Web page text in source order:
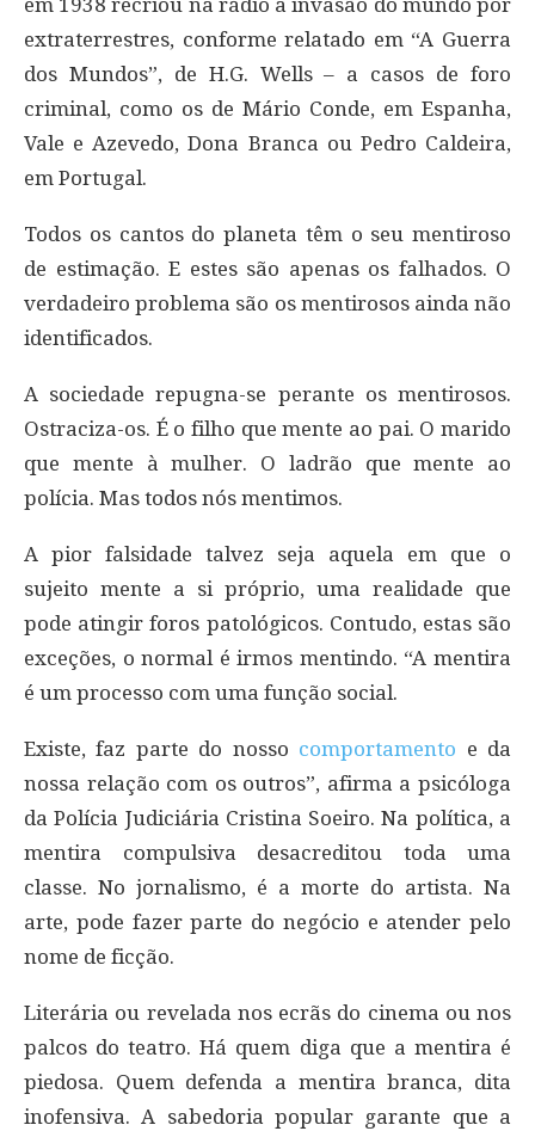
em 1938 recriou na rádio a invasão do mundo por
extraterrestres, conforme relatado em “A Guerra
dos Mundos”, de H.G. Wells – a casos de foro
criminal, como os de Mário Conde, em Espanha,
Vale e Azevedo, Dona Branca ou Pedro Caldeira,
em Portugal.
Todos os cantos do planeta têm o seu mentiroso
de estimação. E estes são apenas os falhados. O
verdadeiro problema são os mentirosos ainda não
identificados.
A sociedade repugna-se perante os mentirosos.
Ostraciza-os. É o filho que mente ao pai. O marido
que mente à mulher. O ladrão que mente ao
polícia. Mas todos nós mentimos.
A pior falsidade talvez seja aquela em que o
sujeito mente a si próprio, uma realidade que
pode atingir foros patológicos. Contudo, estas são
exceções, o normal é irmos mentindo. “A mentira
é um processo com uma função social.
Existe, faz parte do nosso comportamento e da
nossa relação com os outros”, afirma a psicóloga
da Polícia Judiciária Cristina Soeiro. Na política, a
mentira compulsiva desacreditou toda uma
classe. No jornalismo, é a morte do artista. Na
arte, pode fazer parte do negócio e atender pelo
nome de ficção.
Literária ou revelada nos ecrãs do cinema ou nos
palcos do teatro. Há quem diga que a mentira é
piedosa. Quem defenda a mentira branca, dita
inofensiva. A sabedoria popular garante que a